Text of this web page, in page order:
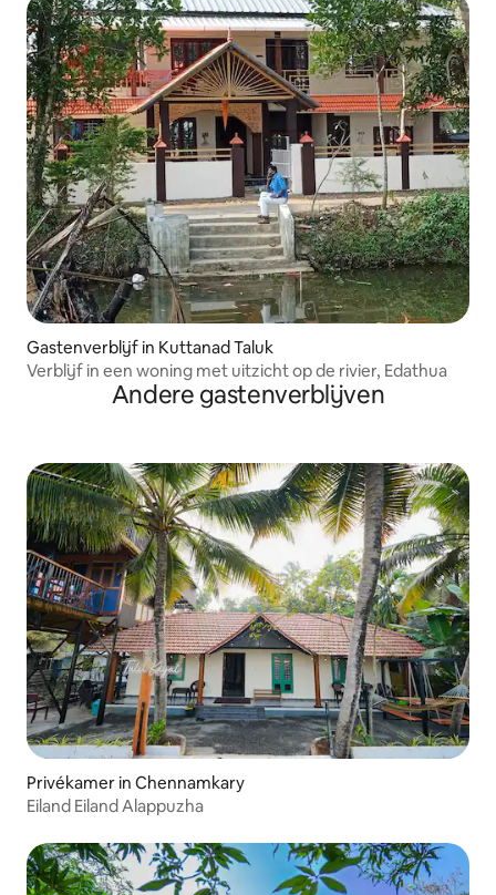
Gastenverblijf in Kuttanad Taluk
Verblijf in een woning met uitzicht op de rivier, Edathua
Andere gastenverblijven
Privékamer in Chennamkary
Eiland Eiland Alappuzha